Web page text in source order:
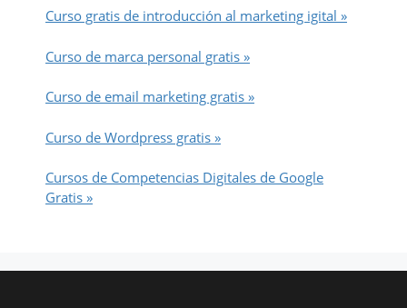
Curso gratis de introducción al marketing igital »
Curso de marca personal gratis »
Curso de email marketing gratis »
Curso de Wordpress gratis »
Cursos de Competencias Digitales de Google
Gratis »